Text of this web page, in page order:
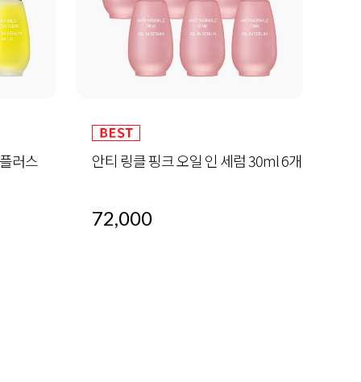
6개
알바트로스 레포츠 선 50ml (SPF 50+
32,000